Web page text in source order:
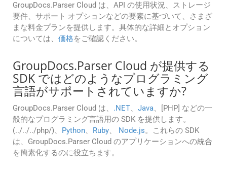
GroupDocs.Parser Cloud は、API の使用状況、ストレージ
要件、サポート オプションなどの要素に基づいて、さまざ
まな料金プランを提供します。具体的な詳細とオプション
については、 価格をご確認ください。
GroupDocs.Parser Cloud が提供する
SDK ではどのようなプログラミング
言語がサポートされていますか?
GroupDocs.Parser Cloud は、 .NET、 Java、[PHP] などの一
般的なプログラミング言語用の SDK を提供します。
(../../../php/)、 Python、 Ruby、 Node.js。これらの SDK
は、GroupDocs.Parser Cloud のアプリケーションへの統合
を簡素化するのに役立ちます。